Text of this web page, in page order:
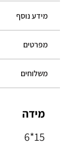
מידע נוסף
מפרטים
משלוחים
מידה
6*15